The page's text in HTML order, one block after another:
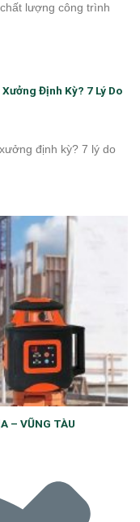
lượng công trình
Định Kỳ? 7 Lý Do
định kỳ? 7 lý do
– VŨNG TÀU